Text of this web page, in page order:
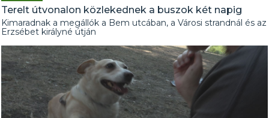
Terelt útvonalon közlekednek a buszok két napig
Kimaradnak a megállók a Bem utcában, a Városi strandnál és az
Erzsébet királyné útján